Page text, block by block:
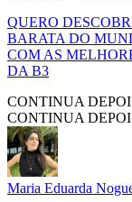
QUERO
BARATA DO
COM AS
DA B3
CONTINUA
CONTINUA
Maria Eduarda